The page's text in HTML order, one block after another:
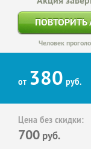
Человек
от 380 руб.
Цена без скидки:
700 руб.